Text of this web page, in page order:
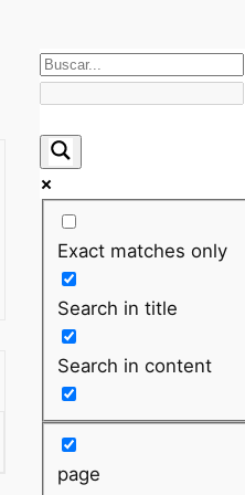
Exact matches only
Search in title
Search in content
page